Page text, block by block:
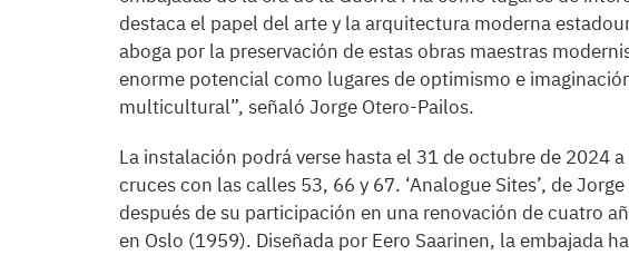
destaca el papel del arte y la arquitectura moderna
aboga por la preservación de estas obras maestras
enorme potencial como lugares de optimismo e
multicultural”, señaló Jorge Otero-Pailos.
La instalación podrá verse hasta el 31 de octubre de 2024
cruces con las calles 53, 66 y 67. ‘Analogue Sites’, de
después de su participación en una renovación de cuatro
en Oslo (1959). Diseñada por Eero Saarinen, la embajada